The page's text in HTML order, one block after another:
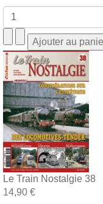
Le Train Nostalgie 38
14,90 €